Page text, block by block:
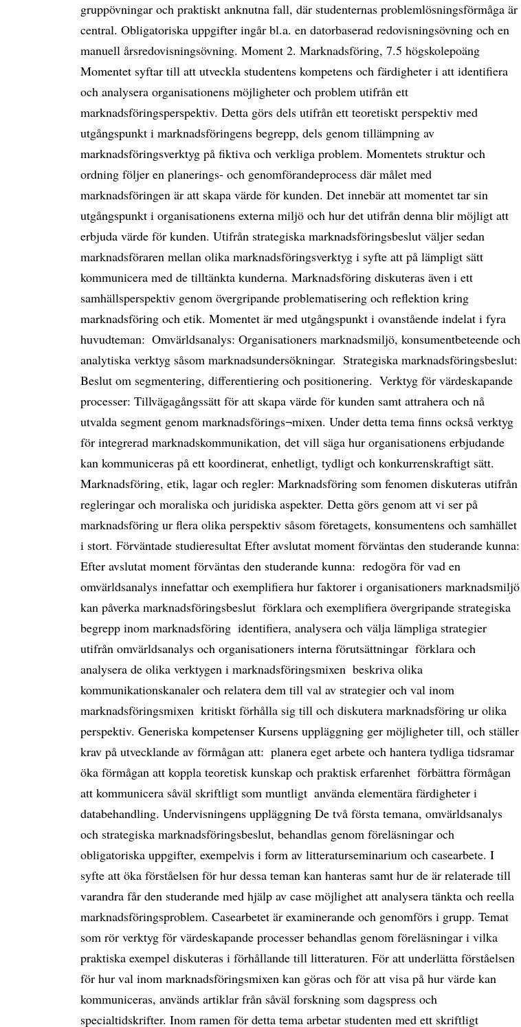
gruppövningar och praktiskt anknutna fall, där studenternas problemlösningsförmåga är
central. Obligatoriska uppgifter ingår bl.a. en datorbaserad redovisningsövning och en
manuell årsredovisningsövning. Moment 2. Marknadsföring, 7.5 högskolepoäng
Momentet syftar till att utveckla studentens kompetens och färdigheter i att identifiera
och analysera organisationens möjligheter och problem utifrån ett
marknadsföringsperspektiv. Detta görs dels utifrån ett teoretiskt perspektiv med
utgångspunkt i marknadsföringens begrepp, dels genom tillämpning av
marknadsföringsverktyg på fiktiva och verkliga problem. Momentets struktur och
ordning följer en planerings- och genomförandeprocess där målet med
marknadsföringen är att skapa värde för kunden. Det innebär att momentet tar sin
utgångspunkt i organisationens externa miljö och hur det utifrån denna blir möjligt att
erbjuda värde för kunden. Utifrån strategiska marknadsföringsbeslut väljer sedan
marknadsföraren mellan olika marknadsföringsverktyg i syfte att på lämpligt sätt
kommunicera med de tilltänkta kunderna. Marknadsföring diskuteras även i ett
samhällsperspektiv genom övergripande problematisering och reflektion kring
marknadsföring och etik. Momentet är med utgångspunkt i ovanstående indelat i fyra
huvudteman:  Omvärldsanalys: Organisationers marknadsmiljö, konsumentbeteende och
analytiska verktyg såsom marknadsundersökningar.  Strategiska marknadsföringsbeslut:
Beslut om segmentering, differentiering och positionering.  Verktyg för värdeskapande
processer: Tillvägagångssätt för att skapa värde för kunden samt attrahera och nå
utvalda segment genom marknadsförings¬mixen. Under detta tema finns också verktyg
för integrerad marknadskommunikation, det vill säga hur organisationens erbjudande
kan kommuniceras på ett koordinerat, enhetligt, tydligt och konkurrenskraftigt sätt. 
Marknadsföring, etik, lagar och regler: Marknadsföring som fenomen diskuteras utifrån
regleringar och moraliska och juridiska aspekter. Detta görs genom att vi ser på
marknadsföring ur flera olika perspektiv såsom företagets, konsumentens och samhället
i stort. Förväntade studieresultat Efter avslutat moment förväntas den studerande kunna:
Efter avslutat moment förväntas den studerande kunna:  redogöra för vad en
omvärldsanalys innefattar och exemplifiera hur faktorer i organisationers marknadsmiljö
kan påverka marknadsföringsbeslut  förklara och exemplifiera övergripande strategiska
begrepp inom marknadsföring  identifiera, analysera och välja lämpliga strategier
utifrån omvärldsanalys och organisationers interna förutsättningar  förklara och
analysera de olika verktygen i marknadsföringsmixen  beskriva olika
kommunikationskanaler och relatera dem till val av strategier och val inom
marknadsföringsmixen  kritiskt förhålla sig till och diskutera marknadsföring ur olika
perspektiv. Generiska kompetenser Kursens uppläggning ger möjligheter till, och ställer
krav på utvecklande av förmågan att:  planera eget arbete och hantera tydliga tidsramar 
öka förmågan att koppla teoretisk kunskap och praktisk erfarenhet  förbättra förmågan
att kommunicera såväl skriftligt som muntligt  använda elementära färdigheter i
databehandling. Undervisningens uppläggning De två första temana, omvärldsanalys
och strategiska marknadsföringsbeslut, behandlas genom föreläsningar och
obligatoriska uppgifter, exempelvis i form av litteraturseminarium och casearbete. I
syfte att öka förståelsen för hur dessa teman kan hanteras samt hur de är relaterade till
varandra får den studerande med hjälp av case möjlighet att analysera tänkta och reella
marknadsföringsproblem. Casearbetet är examinerande och genomförs i grupp. Temat
som rör verktyg för värdeskapande processer behandlas genom föreläsningar i vilka
praktiska exempel diskuteras i förhållande till litteraturen. För att underlätta förståelsen
för hur val inom marknadsföringsmixen kan göras och för att visa på hur värde kan
kommuniceras, används artiklar från såväl forskning som dagspress och
specialtidskrifter. Inom ramen för detta tema arbetar studenten med ett skriftligt